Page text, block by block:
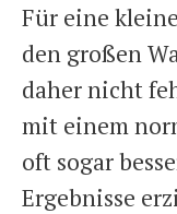
Für eine kleine
den großen
daher nicht
mit einem
oft sogar
Ergebnisse